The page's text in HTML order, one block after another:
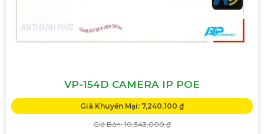
VP-154D CAMERA IP POE
Giá Khuyến Mại: 7,240,100 ₫
Giá Bán: 10,343,000 ₫